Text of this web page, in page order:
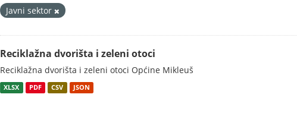
Javni sektor
Reciklažna dvorišta i zeleni otoci
Reciklažna dvorišta i zeleni otoci Općine Mikleuš
XLSX PDF CSV JSON